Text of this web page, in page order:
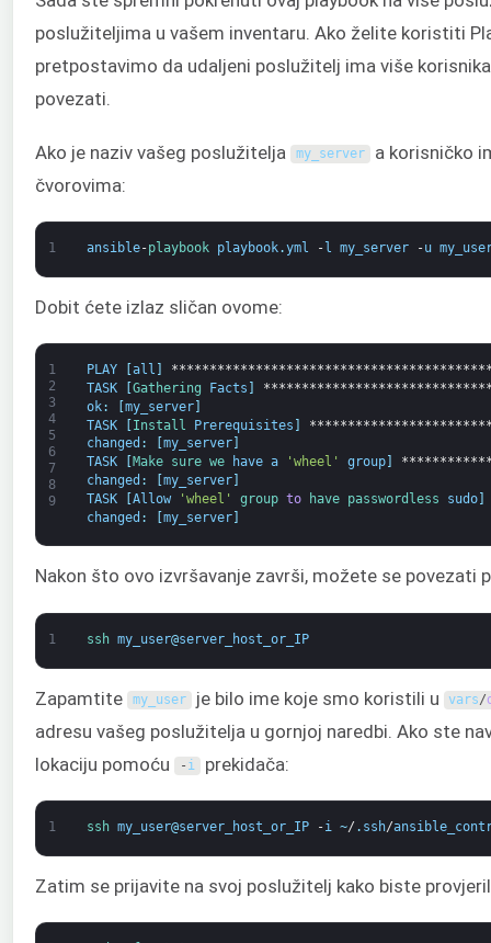
poslužiteljima u vašem inventaru. Ako želite koristiti
pretpostavimo da udaljeni poslužitelj ima više
povezati.
Ako je naziv vašeg poslužitelja my_server a korisničko
čvorovima:
1 ansible-playbook playbook.yml - l my_server -u
Dobit ćete izlaz sličan ovome:
1
2
3
4
5
6
7
8
9
PLAY all
TASK
Gathering Facts
ok: [my_server]
TASK
[Install Prerequisites ]
changed : my_server]
TASK
Make sure we have a 'wheel' group]
changed : my_server]
TASK
[Allow 'wheel' group to have passwordless sudo]
changed : [my_server]
Nakon što ovo izvršavanje završi, možete se povezati
1 ssh my_user@server_host_or_IP
Zapamtite my_user je bilo ime koje smo koristili u vars/
adresu vašeg poslužitelja u gornjoj naredbi. Ako ste
lokaciju pomoću
- i prekidača:
1 ssh my_user@server_host_or_IP -i ~/ . ssh/
Zatim se prijavite na svoj poslužitelj kako biste